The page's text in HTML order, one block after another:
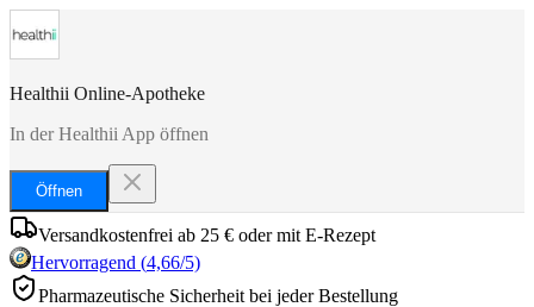
Healthii Online-Apotheke
In der Healthii App öffnen
Öffnen
Versandkostenfrei ab 25 € oder mit E-Rezept
Hervorragend (4,66/5)
Pharmazeutische Sicherheit bei jeder Bestellung